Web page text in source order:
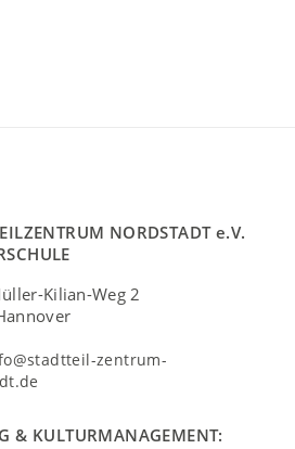
NORDSTADT e.V.
Kilian-Weg 2
zentrum-
& KULTURMANAGEMENT: